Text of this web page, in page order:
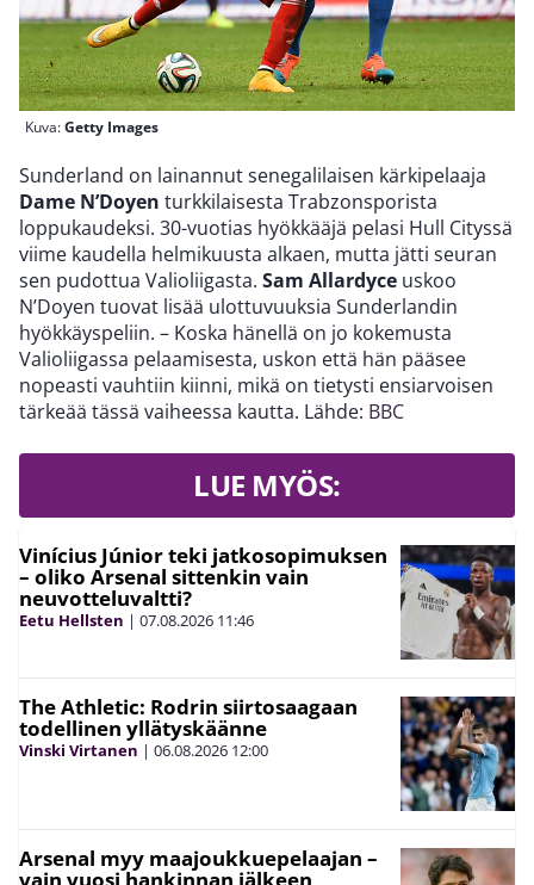
Kuva:Getty Images
Sunderland on lainannut senegalilaisen kärkipelaaja
Dame N’Doyen turkkilaisesta Trabzonsporista
loppukaudeksi. 30-vuotias hyökkääjä pelasi Hull Cityssä
viime kaudella helmikuusta alkaen, mutta jätti seuran
sen pudottua Valioliigasta. Sam Allardyce uskoo
N’Doyen tuovat lisää ulottuvuuksia Sunderlandin
hyökkäyspeliin. – Koska hänellä on jo kokemusta
Valioliigassa pelaamisesta, uskon että hän pääsee
nopeasti vauhtiin kiinni, mikä on tietysti ensiarvoisen
tärkeää tässä vaiheessa kautta. Lähde: BBC
LUE MYÖS:
Vinícius Júnior teki jatkosopimuksen
– oliko Arsenal sittenkin vain
neuvotteluvaltti?
Eetu Hellsten | 07.08.2026 11:46
The Athletic: Rodrin siirtosaagaan
todellinen yllätyskäänne
Vinski Virtanen | 06.08.2026 12:00
Arsenal myy maajoukkuepelaajan –